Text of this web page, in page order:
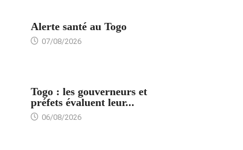
Alerte santé au Togo
07/08/2026
Togo : les gouverneurs et
préfets évaluent leur...
06/08/2026